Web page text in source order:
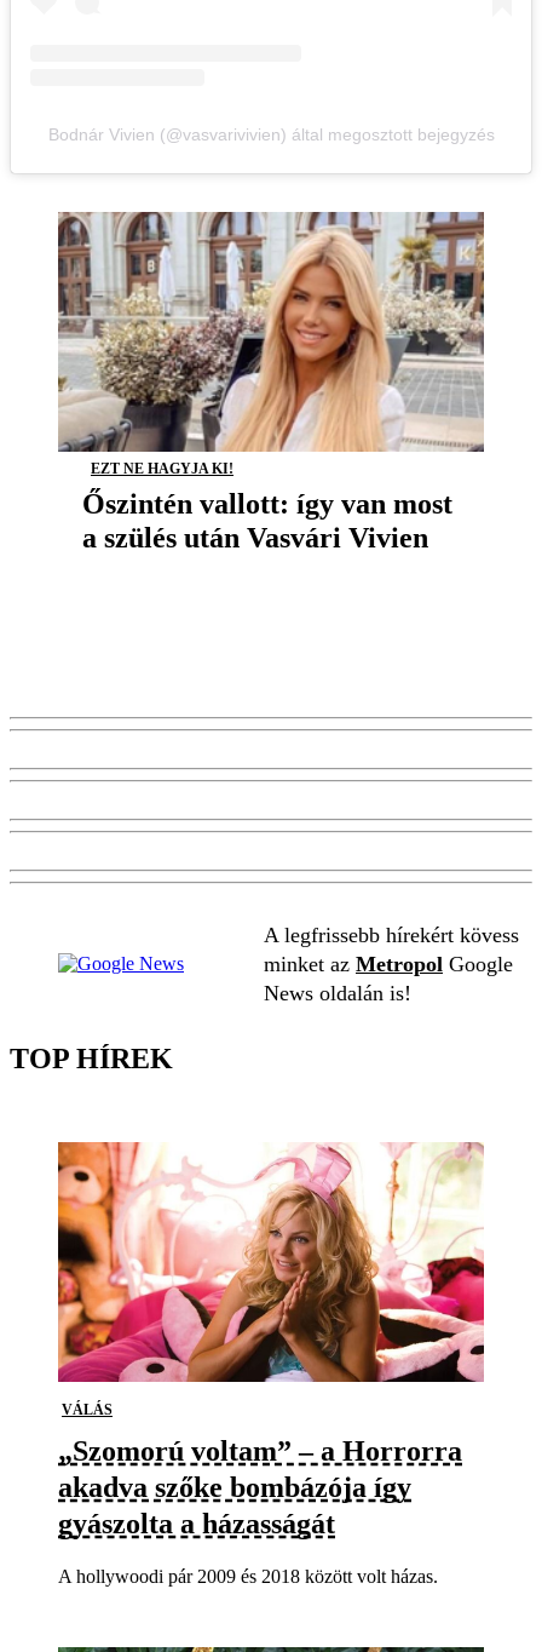
Bodnár Vivien (@vasvarivivien) által megosztott bejegyzés
EZT NE HAGYJA KI!
Őszintén vallott: így van most
a szülés után Vasvári Vivien
A legfrissebb hírekért kövess
minket az Metropol Google
News oldalán is!
TOP HÍREK
VÁLÁS
„Szomorú voltam” – a Horrorra
akadva szőke bombázója így
gyászolta a házasságát
A hollywoodi pár 2009 és 2018 között volt házas.